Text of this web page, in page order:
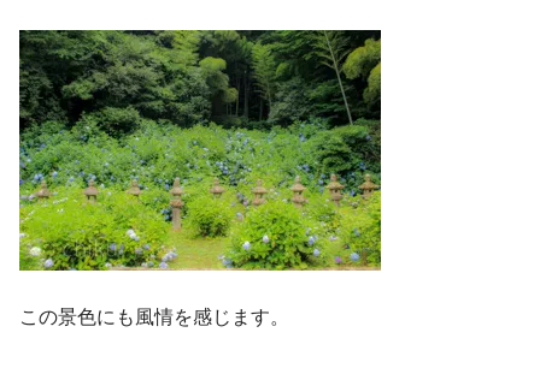
この景色にも風情を感じます。